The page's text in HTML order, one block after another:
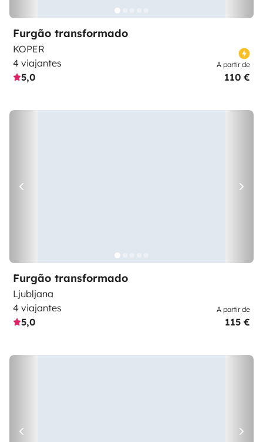
Furgão transformado
KOPER
4 viajantes
5,0
A partir de
110 €
Furgão transformado
Ljubljana
4 viajantes
5,0
A partir de
115 €